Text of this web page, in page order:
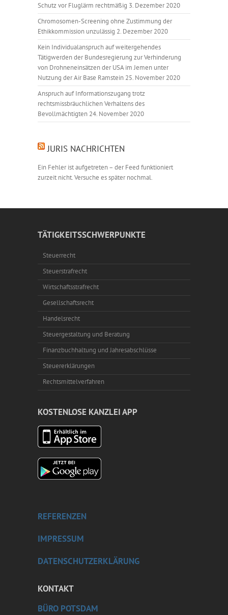
Schutz vor Fluglärm rechtmäßig 3. Dezember 2020
Chromosomen-Screening ohne Zustimmung der
Ethikkommission unzulässig 2. Dezember 2020
Kein Individualanspruch auf weitergehendes
Tätigwerden der Bundesregierung zur Verhinderung
von Drohneneinsätzen der USA im Jemen unter
Nutzung der Air Base Ramstein 25. November 2020
Anspruch auf Informationszugang trotz
rechtsmissbräuchlichen Verhaltens des
Bevollmächtigten 24. November 2020
JURIS NACHRICHTEN
Ein Fehler ist aufgetreten – der Feed funktioniert
zurzeit nicht. Versuche es später nochmal.
TÄTIGKEITSSCHWERPUNKTE
Steuerrecht
Steuerstrafrecht
Wirtschaftsstrafrecht
Gesellschaftsrecht
Handelsrecht
Steuergestaltung und Beratung
Finanzbuchhaltung und Jahresabschlüsse
Steuererklärungen
Rechtsmittelverfahren
KOSTENLOSE KANZLEI APP
REFERENZEN
IMPRESSUM
DATENSCHUTZERKLÄRUNG
KONTAKT
BÜRO POTSDAM